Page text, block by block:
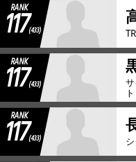
RANK
117(433)
RANK
117(433)
ト
RANK
117(433)